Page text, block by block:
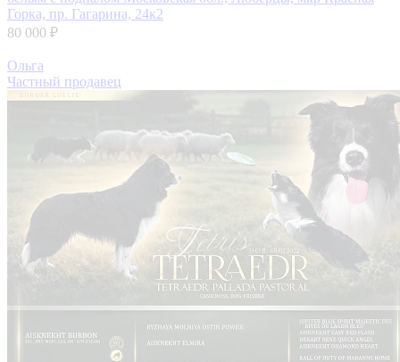
Горка, пр. Гагарина, 24к2
80 000 ₽
Ольга
Частный продавец